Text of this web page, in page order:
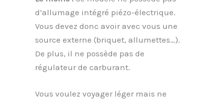
d’allumage intégré piézo-électrique.
Vous devez donc avoir avec vous une
source externe (briquet, allumettes…).
De plus, il ne possède pas de
régulateur de carburant.
Vous voulez voyager léger mais ne